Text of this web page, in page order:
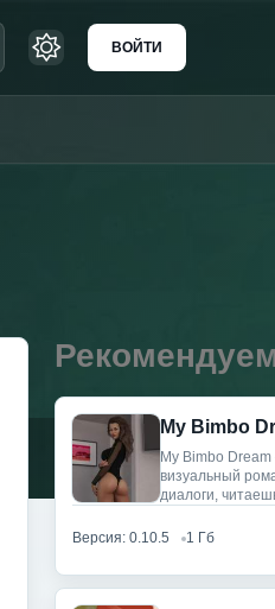
ВОЙТИ
My Bimbo
My Bimbo
визуальный
диалоги,
Версия: 0.10.5 1 Гб